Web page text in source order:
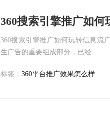
360搜索引擎推广如
360搜索引擎推广如何玩转信息流
生广告的重要组成部分，已经...
标签： 360平台推广效果怎么样